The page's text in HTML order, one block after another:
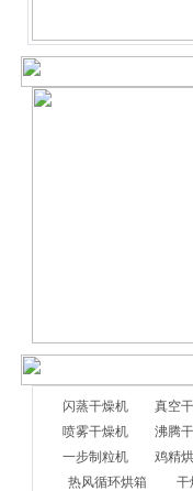
闪蒸干燥机
真空
喷雾干燥机
沸腾
一步制粒机
鸡精
热风循环烘箱
干